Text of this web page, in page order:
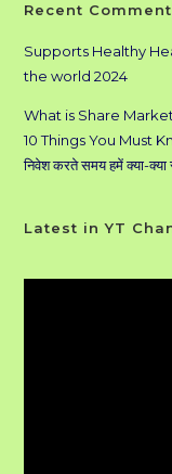
Recent
Supports Healthy
the world 2024
What is Share
10 Things You Must
निवेश करते समय हमें क्या-क्या
Latest in YT